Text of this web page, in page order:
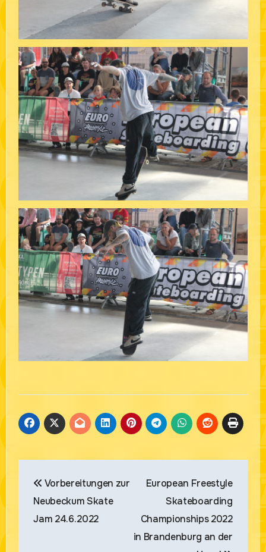
Vorbereitungen zur
Neubeckum Skate
Jam 24.6.2022
European Freestyle
Skateboarding
Championships 2022
in Brandenburg an der